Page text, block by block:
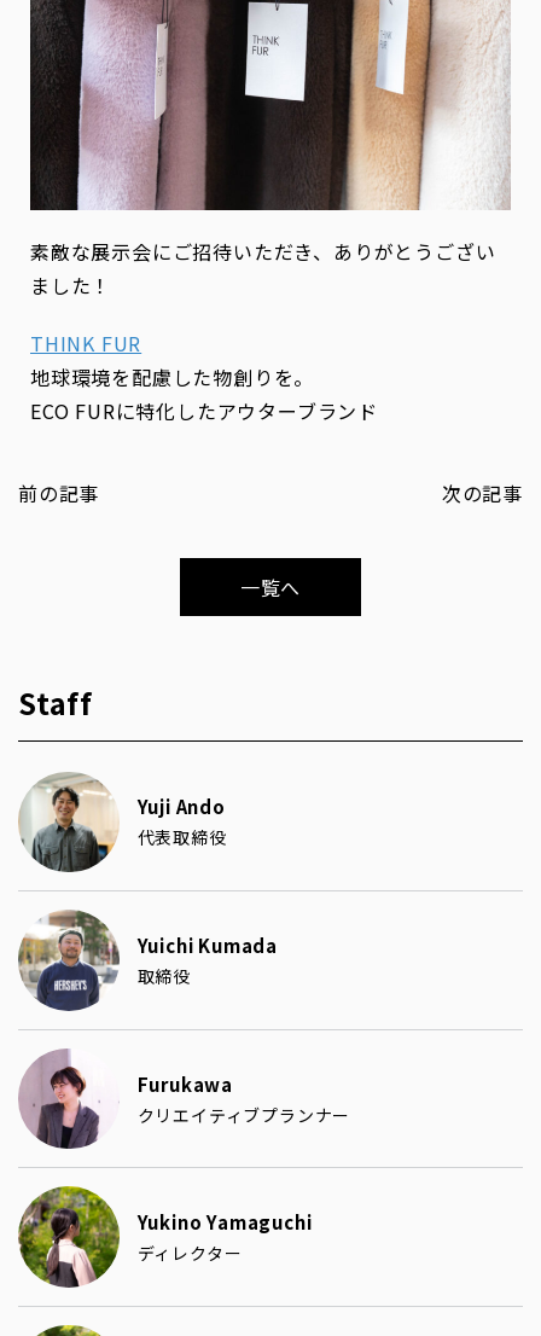
素敵な展示会にご招待いただき、ありがとうござい
ました！
THINK FUR
地球環境を配慮した物創りを。
ECO FURに特化したアウターブランド
前の記事 次の記事
一覧へ
Staff
Yuji Ando
代表取締役
Yuichi Kumada
取締役
Furukawa
クリエイティブプランナー
Yukino Yamaguchi
ディレクター